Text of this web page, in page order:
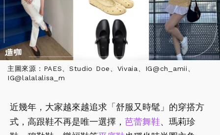
主圖來源：PAES、Studio Doe、Vivaia、IG@ch_amii、
IG@lalalalisa_m
近幾年，大家越來越追求「舒服又時髦」的穿搭方
式，高跟鞋不再是唯一選擇， 芭蕾舞鞋、瑪莉珍